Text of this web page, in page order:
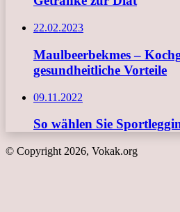
22.02.2023
Maulbeerbekmes –
gesundheitliche Vorteile
09.11.2022
So wählen Sie
© Copyright 2026, Vokak.org